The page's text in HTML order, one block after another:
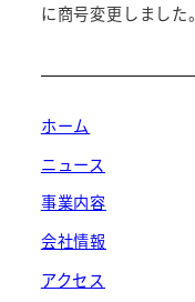
に商号変更しました。
ホーム
ニュース
事業内容
会社情報
アクセス